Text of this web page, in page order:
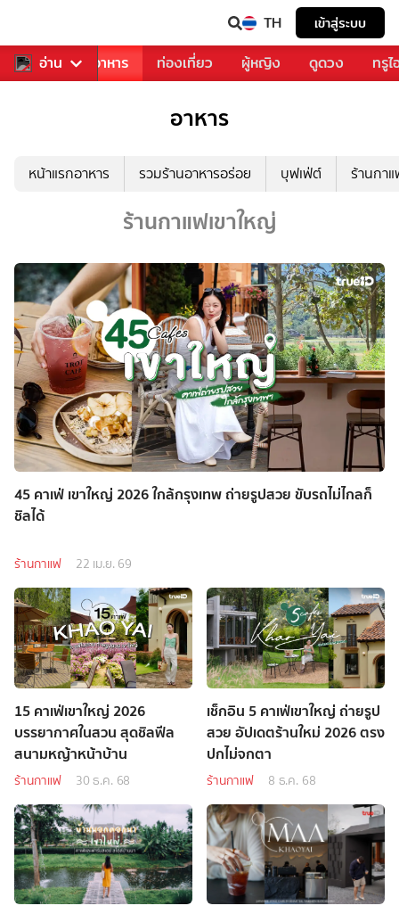
TH เข้าสู่ระบบ
อ่าน
การเพลง อาหาร ท่องเที่ยว ผู้หญิง ดูดวง ทรู
อาหาร
หน้าแรกอาหาร รวมร้านอาหารอร่อย บุฟเฟ่ต์ ร้านกา
ร้านกาแฟเขาใหญ่
45 คาเฟ่ เขาใหญ่ 2026 ใกล้กรุงเทพ ถ่ายรูปสวย ขับรถไม่ไกลก็
ชิลได้
ร้านกาแฟ 22 เม.ย. 69
15 คาเฟ่เขาใหญ่ 2026
บรรยากาศในสวน สุดชิลฟีล
สนามหญ้าหน้าบ้าน
ร้านกาแฟ 30 ธ.ค. 68
เช็กอิน 5 คาเฟ่เขาใหญ่ ถ่ายรูป
สวย อัปเดตร้านใหม่ 2026 ตรง
ปกไม่จกตา
ร้านกาแฟ 8 ธ.ค. 68